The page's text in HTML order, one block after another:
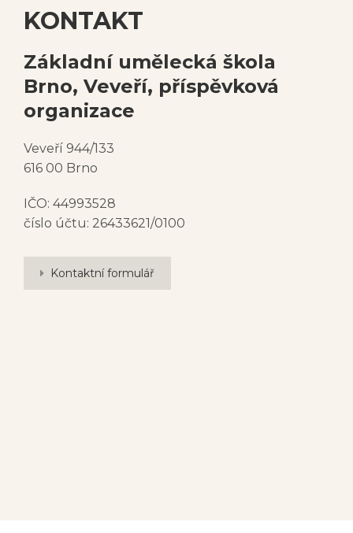
KONTAKT
Základní umělecká škola
Brno, Veveří, příspěvková
organizace
Veveří 944/133
616 00 Brno
IČO: 44993528
číslo účtu: 26433621/0100
Kontaktní formulář